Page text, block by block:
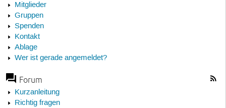
Mitglieder
Gruppen
Spenden
Kontakt
Ablage
Wer ist gerade angemeldet?
Forum
Kurzanleitung
Richtig fragen